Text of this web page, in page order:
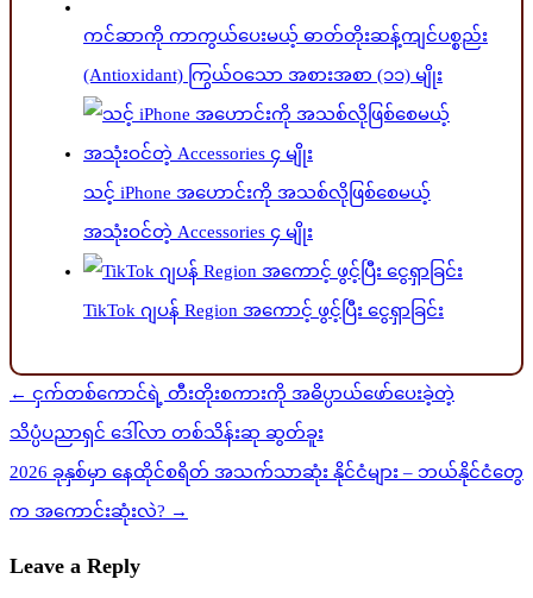
ကင်ဆာကို ကာကွယ်ပေးမယ့် ဓာတ်တိုးဆန့်ကျင်ပစ္စည်း
(Antioxidant) ကြွယ်ဝသော အစားအစာ (၁၁) မျိုး
သင့် iPhone အဟောင်းကို အသစ်လိုဖြစ်စေမယ့်
အသုံးဝင်တဲ့ Accessories ၄ မျိုး
TikTok ဂျပန် Region အကောင့် ဖွင့်ပြီး ငွေရှာခြင်း
Post
navigation
← ငှက်တစ်ကောင်ရဲ့ တီးတိုးစကားကို အဓိပ္ပာယ်ဖော်ပေးခဲ့တဲ့
သိပ္ပံပညာရှင် ဒေါ်လာ တစ်သိန်းဆု ဆွတ်ခူး
2026 ခုနှစ်မှာ နေထိုင်စရိတ် အသက်သာဆုံး နိုင်ငံများ – ဘယ်နိုင်ငံတွေ
က အကောင်းဆုံးလဲ? →
Leave a Reply